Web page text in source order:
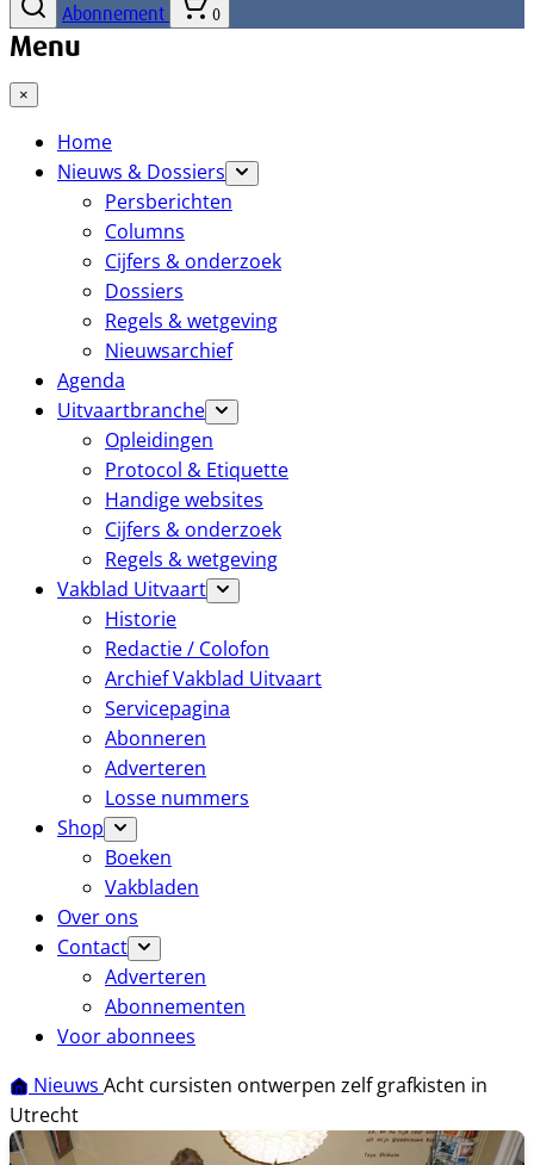
Abonnement 0
Menu
×
Home
Nieuws & Dossiers
Persberichten
Columns
Cijfers & onderzoek
Dossiers
Regels & wetgeving
Nieuwsarchief
Agenda
Uitvaartbranche
Opleidingen
Protocol & Etiquette
Handige websites
Cijfers & onderzoek
Regels & wetgeving
Vakblad Uitvaart
Historie
Redactie / Colofon
Archief Vakblad Uitvaart
Servicepagina
Abonneren
Adverteren
Losse nummers
Shop
Boeken
Vakbladen
Over ons
Contact
Adverteren
Abonnementen
Voor abonnees
Nieuws Acht cursisten ontwerpen zelf grafkisten in
Utrecht